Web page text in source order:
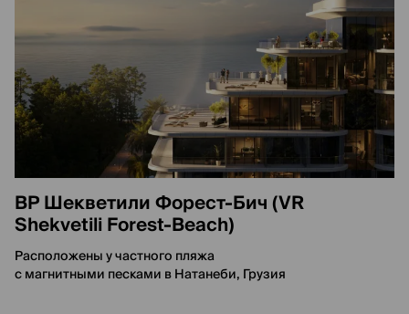
ВР Шекветили Форест-Бич (VR
Shekvetili Forest-Beach)
Расположены у частного пляжа
с магнитными песками в Натанеби, Грузия